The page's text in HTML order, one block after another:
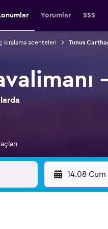
Yorumlar SSS
kiralama acenteleri Tunus
14.08 Cum